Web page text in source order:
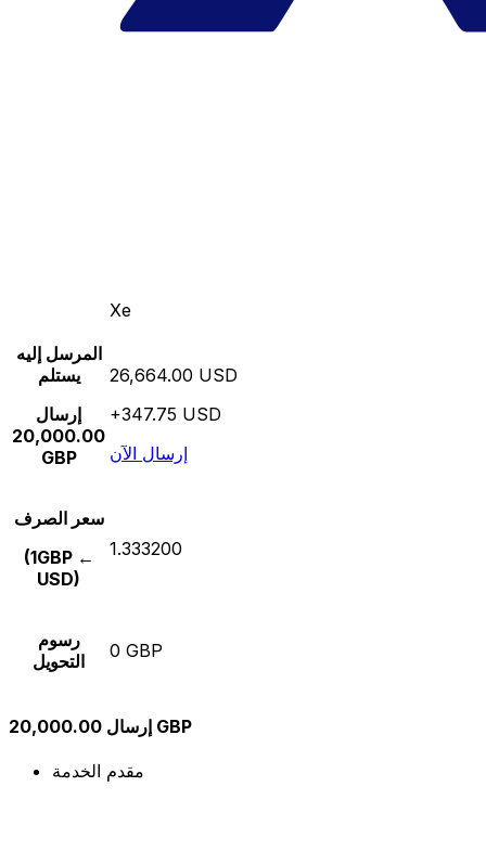
Xe
المرسل إليه
يستلم
إرسال
20,000.00
GBP
26,664.00 USD
+347.75 USD
إرسال الآن
سعر الصرف
(1GBP ←
USD)
1.333200
رسوم
التحويل
0 GBP
إرسال 20,000.00 GBP
مقدم الخدمة